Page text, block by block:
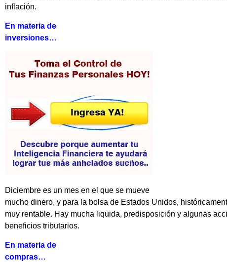
inflación.
En materia de
inversiones…
Diciembre es un mes en el que se mueve
mucho dinero, y para la bolsa de Estados Unidos,
muy rentable. Hay mucha liquida, predisposición y algunas
beneficios tributarios.
En materia de
compras…